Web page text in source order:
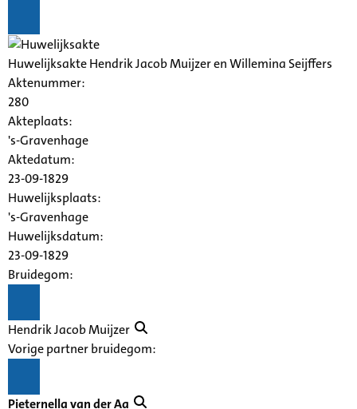
Huwelijksakte Hendrik Jacob Muijzer en Willemina Seijffers
Aktenummer:
280
Akteplaats:
's-Gravenhage
Aktedatum:
23-09-1829
Huwelijksplaats:
's-Gravenhage
Huwelijksdatum:
23-09-1829
Bruidegom:
Hendrik Jacob Muijzer
Vorige partner bruidegom:
Pieternella van der Aa